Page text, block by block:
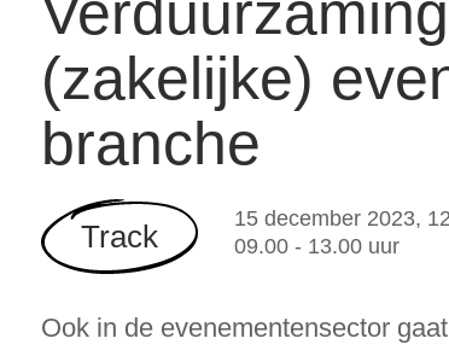
(zakelijke)
branche
Track
15 december 2023,
09.00 - 13.00 uur
Ook in de evenementensector